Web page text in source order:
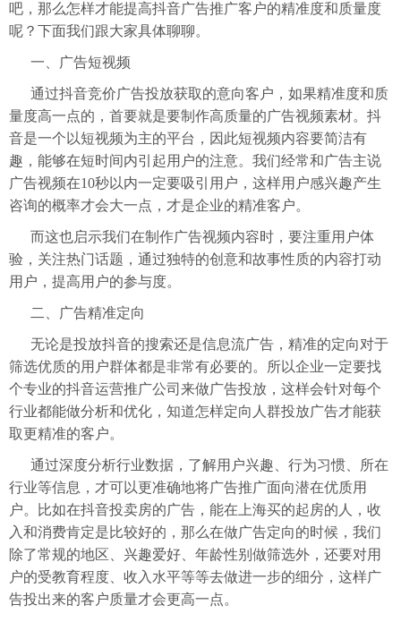
吧，那么怎样才能提高抖音广告推广客户的精准度和质量度
呢？下面我们跟大家具体聊聊。
一、广告短视频
通过抖音竞价广告投放获取的意向客户，如果精准度和质
量度高一点的，首要就是要制作高质量的广告视频素材。抖
音是一个以短视频为主的平台，因此短视频内容要简洁有
趣，能够在短时间内引起用户的注意。我们经常和广告主说
广告视频在10秒以内一定要吸引用户，这样用户感兴趣产生
咨询的概率才会大一点，才是企业的精准客户。
而这也启示我们在制作广告视频内容时，要注重用户体
验，关注热门话题，通过独特的创意和故事性质的内容打动
用户，提高用户的参与度。
二、广告精准定向
无论是投放抖音的搜索还是信息流广告，精准的定向对于
筛选优质的用户群体都是非常有必要的。所以企业一定要找
个专业的抖音运营推广公司来做广告投放，这样会针对每个
行业都能做分析和优化，知道怎样定向人群投放广告才能获
取更精准的客户。
通过深度分析行业数据，了解用户兴趣、行为习惯、所在
行业等信息，才可以更准确地将广告推广面向潜在优质用
户。比如在抖音投卖房的广告，能在上海买的起房的人，收
入和消费肯定是比较好的，那么在做广告定向的时候，我们
除了常规的地区、兴趣爱好、年龄性别做筛选外，还要对用
户的受教育程度、收入水平等等去做进一步的细分，这样广
告投出来的客户质量才会更高一点。